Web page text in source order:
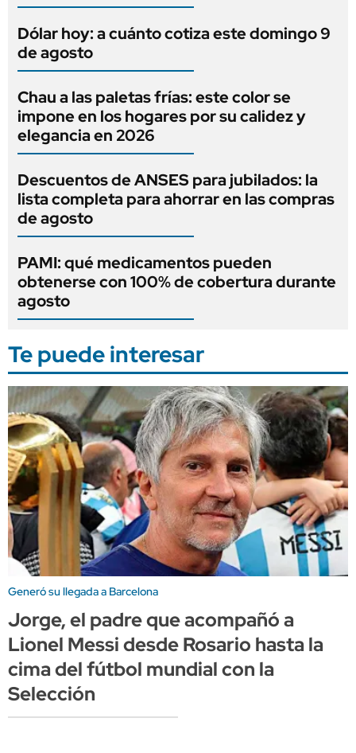
Dólar hoy: a cuánto cotiza este domingo 9
de agosto
Chau a las paletas frías: este color se
impone en los hogares por su calidez y
elegancia en 2026
Descuentos de ANSES para jubilados: la
lista completa para ahorrar en las compras
de agosto
PAMI: qué medicamentos pueden
obtenerse con 100% de cobertura durante
agosto
Te puede interesar
Generó su llegada a Barcelona
Jorge, el padre que acompañó a
Lionel Messi desde Rosario hasta la
cima del fútbol mundial con la
Selección